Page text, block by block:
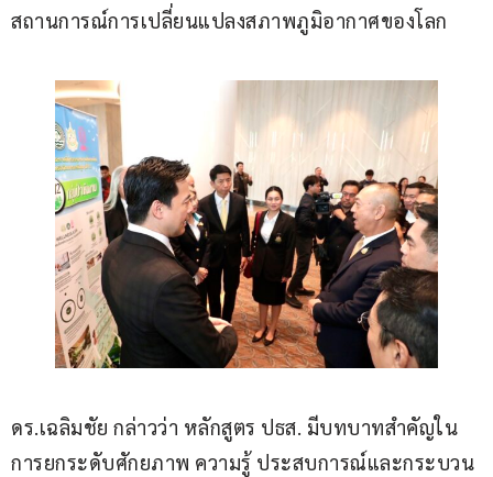
สถานการณ์การเปลี่ยนแปลงสภาพภูมิอากาศของโลก
ดร.เฉลิมชัย กล่าวว่า หลักสูตร ปธส. มีบทบาทสำคัญใน
การยกระดับศักยภาพ ความรู้ ประสบการณ์และกระบวน